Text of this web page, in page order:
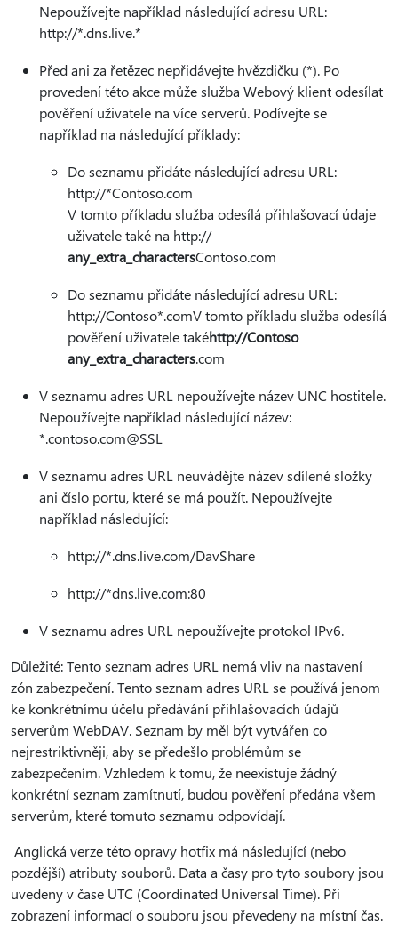
Nepoužívejte například následující adresu URL:
http://*.dns.live.*
Před ani za řetězec nepřidávejte hvězdičku (*). Po
provedení této akce může služba Webový klient odesílat
pověření uživatele na více serverů. Podívejte se
například na následující příklady:
Do seznamu přidáte následující adresu URL:
http://*Contoso.com
V tomto příkladu služba odesílá přihlašovací údaje
uživatele také na http://
any_extra_charactersContoso.com
Do seznamu přidáte následující adresu URL:
http://Contoso*.comV tomto příkladu služba odesílá
pověření uživatele takéhttp://Contoso
any_extra_characters.com
V seznamu adres URL nepoužívejte název UNC hostitele.
Nepoužívejte například následující název:
*.contoso.com@SSL
V seznamu adres URL neuvádějte název sdílené složky
ani číslo portu, které se má použít. Nepoužívejte
například následující:
http://*.dns.live.com/DavShare
http://*dns.live.com:80
V seznamu adres URL nepoužívejte protokol IPv6.
Důležité: Tento seznam adres URL nemá vliv na nastavení
zón zabezpečení. Tento seznam adres URL se používá jenom
ke konkrétnímu účelu předávání přihlašovacích údajů
serverům WebDAV. Seznam by měl být vytvářen co
nejrestriktivněji, aby se předešlo problémům se
zabezpečením. Vzhledem k tomu, že neexistuje žádný
konkrétní seznam zamítnutí, budou pověření předána všem
serverům, které tomuto seznamu odpovídají.
Anglická verze této opravy hotfix má následující (nebo
pozdější) atributy souborů. Data a časy pro tyto soubory jsou
uvedeny v čase UTC (Coordinated Universal Time). Při
zobrazení informací o souboru jsou převedeny na místní čas.